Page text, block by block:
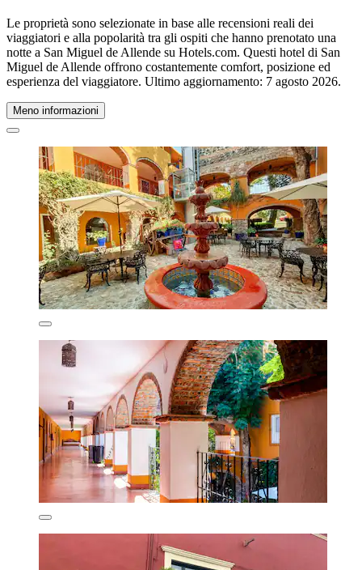
Le proprietà sono selezionate in base alle recensioni reali dei
viaggiatori e alla popolarità tra gli ospiti che hanno prenotato una
notte a San Miguel de Allende su Hotels.com. Questi hotel di San
Miguel de Allende offrono costantemente comfort, posizione ed
esperienza del viaggiatore. Ultimo aggiornamento: 7 agosto 2026.
Meno informazioni